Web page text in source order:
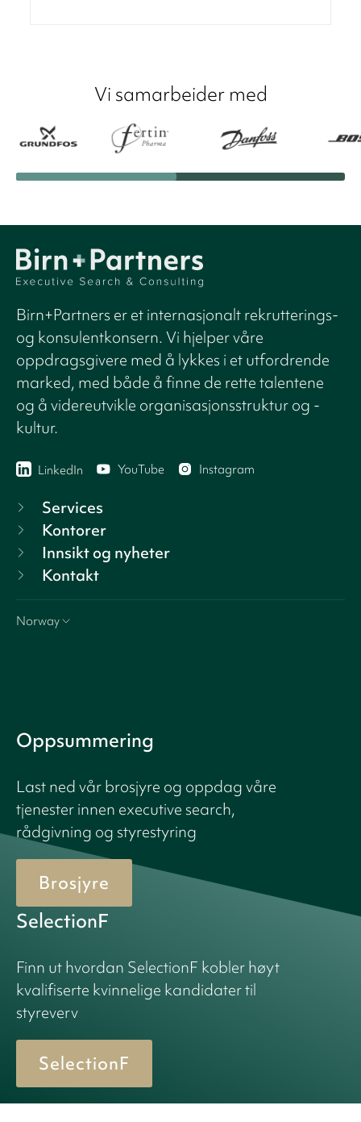
Vi samarbeider med
Birn+Partners er et internasjonalt rekrutterings-
og konsulentkonsern. Vi hjelper våre
oppdragsgivere med å lykkes i et utfordrende
marked, med både å finne de rette talentene
og å videreutvikle organisasjonsstruktur og -
kultur.
LinkedIn YouTube Instagram
Services
Kontorer
Innsikt og nyheter
Kontakt
Norway
Oppsummering
Last ned vår brosjyre og oppdag våre
tjenester innen executive search,
rådgivning og styrestyring
Brosjyre
SelectionF
Finn ut hvordan SelectionF kobler høyt
kvalifiserte kvinnelige kandidater til
styreverv
SelectionF